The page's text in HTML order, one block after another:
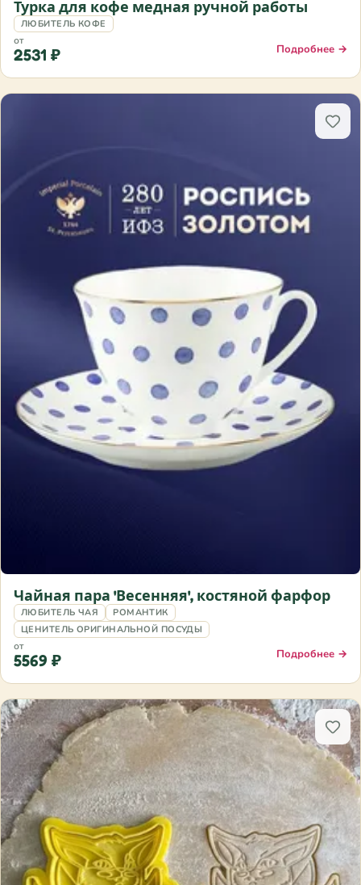
Турка для кофе медная ручной работы
ЛЮБИТЕЛЬ КОФЕ
от
2531 ₽ Подробнее →
Чайная пара 'Весенняя', костяной фарфор
ЛЮБИТЕЛЬ ЧАЯ
РОМАНТИК
ЦЕНИТЕЛЬ ОРИГИНАЛЬНОЙ ПОСУДЫ
от
5569 ₽ Подробнее →